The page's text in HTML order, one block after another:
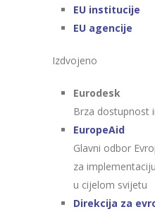
EU institucije
EU agencije
Izdvojeno
Eurodesk
Brza dostupnost
EuropeAid
Glavni odbor
za
u cijelom svijetu
Direkcija za